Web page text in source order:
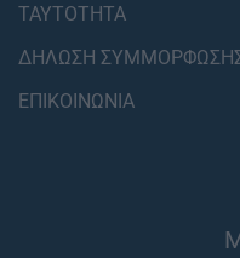
ΤΑΥΤΟΤΗΤΑ
ΔΗΛΩΣΗ
ΕΠΙΚΟΙΝΩΝΙΑ